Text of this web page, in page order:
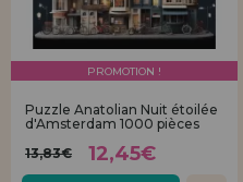
PROMOTION !
Puzzle Anatolian Nuit étoilée
d'Amsterdam 1000 pièces
13,83€
12,45€